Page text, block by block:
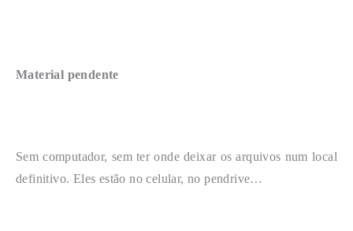
Material pendente
Sem computador, sem ter onde deixar os arquivos num local
definitivo. Eles estão no celular, no pendrive…